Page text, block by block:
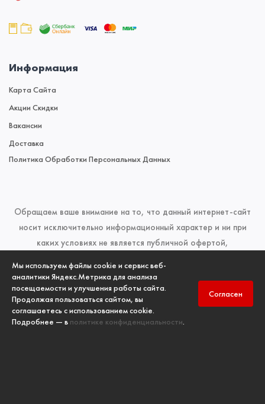
Мы используем файлы cookie и сервис веб-
аналитики Яндекс.Метрика для анализа
посещаемости и улучшения работы сайта.
Продолжая пользоваться сайтом, вы
соглашаетесь с использованием cookie.
Подробнее — в политике конфиденциальности.
Согласен
Информация
Карта Сайта
Акции Скидки
Вакансии
Доставка
Политика Обработки Персональных Данных
Обращаем ваше внимание на то, что данный интернет-сайт
носит исключительно информационный характер и ни при
каких условиях не является публичной офертой,
кодекса Российской Федерации. Для получения подробной
информации о наличии и стоимости указанных товаров и
(или) услуг, пожалуйста, обращайтесь к менеджерам отдела
продаж по телефонам, указанным в разделе